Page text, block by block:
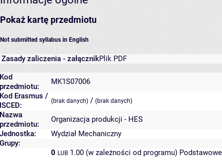
Pokaż kartę przedmiotu
Not submitted syllabus in English
Zasady zaliczenia - załącznikPlik PDF
Kod
przedmiotu:
MK1S07006
Kod Erasmus /
ISCED:
(brak danych) / (brak danych)
Nazwa
przedmiotu:
Organizacja produkcji - HES
Jednostka:
Wydział Mechaniczny
Grupy:
0 LUB 1.00 (w zależności od programu)